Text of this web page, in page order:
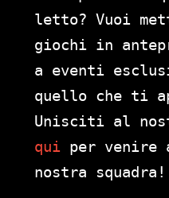
letto? Vuoi
giochi in
a eventi
quello che ti
Unisciti al
qui per venire
nostra squadra!